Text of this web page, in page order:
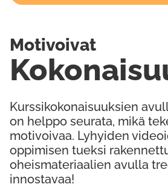
Kurssikokonaisuuksien
on helppo seurata, mikä
motivoivaa. Lyhyiden
oppimisen tueksi
oheismateriaalien avulla
innostavaa!
Motivoivat